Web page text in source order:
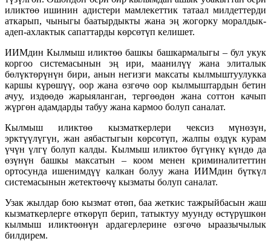
иликтөө ишинин адистери мамлекеттик татаал милдеттерди
аткарып, чыныгы баатырдыкты жана эң жогорку моралдык-
адеп-ахлактык сапаттарды көрсөтүп келишет.
ИИМдин Кылмыш иликтөө башкы башкармалыгы – бул укук
коргоо системасынын эң ири, маанилүү жана элиталык
бөлүктөрүнүн бири, анын негизги максаты кылмыштуулукка
каршы күрөшүү, оор жана өзгөчө оор кылмыштардын бетин
ачуу, издөөдө жарыяланган, тергөөдөн жана соттон качып
жүргөн адамдарды табуу жана кармоо болуп саналат.
Кылмыш иликтөө кызматкерлери чексиз мүнөзүн,
эрктүүлүгүн, жан аябастыгын көрсөтүп, жалпы өздүк курам
үчүн үлгү болуп калды. Кылмыш иликтөө бүгүнкү күндө да
өзүнүн башкы максатын – коом менен криминалитеттин
ортосунда ишенимдүү калкан болуу жана ИИМдин бүткүл
системасынын жетектөөчү кызматы болуп саналат.
Узак жылдар бою кызмат өтөп, баа жеткис тажрыйбасын жаш
кызматкерлерге өткөрүп берип, татыктуу муунду өстүрүшкөн
кылмыш иликтөөнүн ардагерлерине өзгөчө ыраазычылык
билдирем.